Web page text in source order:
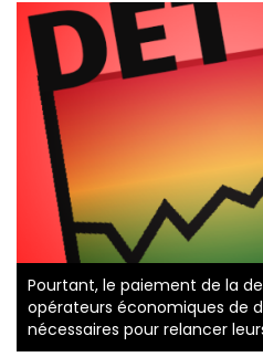
Pourtant, le paiement de la
opérateurs économiques de
nécessaires pour relancer